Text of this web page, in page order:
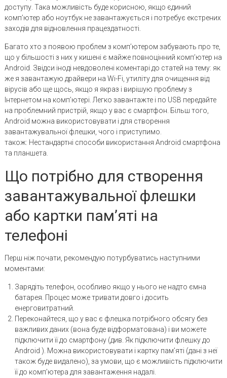
доступу. Така можливість буде корисною, якщо єдиний
комп’ютер або ноутбук не завантажується і потребує екстрених
заходів для відновлення працездатності.
Багато хто з появою проблем з комп’ютером забувають про те,
що у більшості з них у кишені є майже повноцінний комп’ютер на
Android. Звідси іноді невдоволені коментарі до статей на тему: як
же я завантажую драйвери на Wi-Fi, утиліту для очищення від
вірусів або ще щось, якщо я якраз і вирішую проблему з
Інтернетом на комп’ютері. Легко завантажте і по USB передайте
на проблемний пристрій, якщо у вас є смартфон. Більш того,
Android можна використовувати і для створення
завантажувальної флешки, чого і приступимо.
також: Нестандартні способи використання Android смартфона
та планшета.
Що потрібно для створення
завантажувальної флешки
або картки пам’яті на
телефоні
Перш ніж почати, рекомендую потурбуватись наступними
моментами:
Зарядіть телефон, особливо якщо у нього не надто ємна
батарея. Процес може тривати довго і досить
енерговитратний.
Переконайтеся, що у вас є флешка потрібного обсягу без
важливих даних (вона буде відформатована) і ви можете
підключити її до смартфону (див. Як підключити флешку до
Android ). Можна використовувати і картку пам’яті (дані з неї
також буде видалено), за умови, що є можливість підключити
її до комп’ютера для завантаження надалі.